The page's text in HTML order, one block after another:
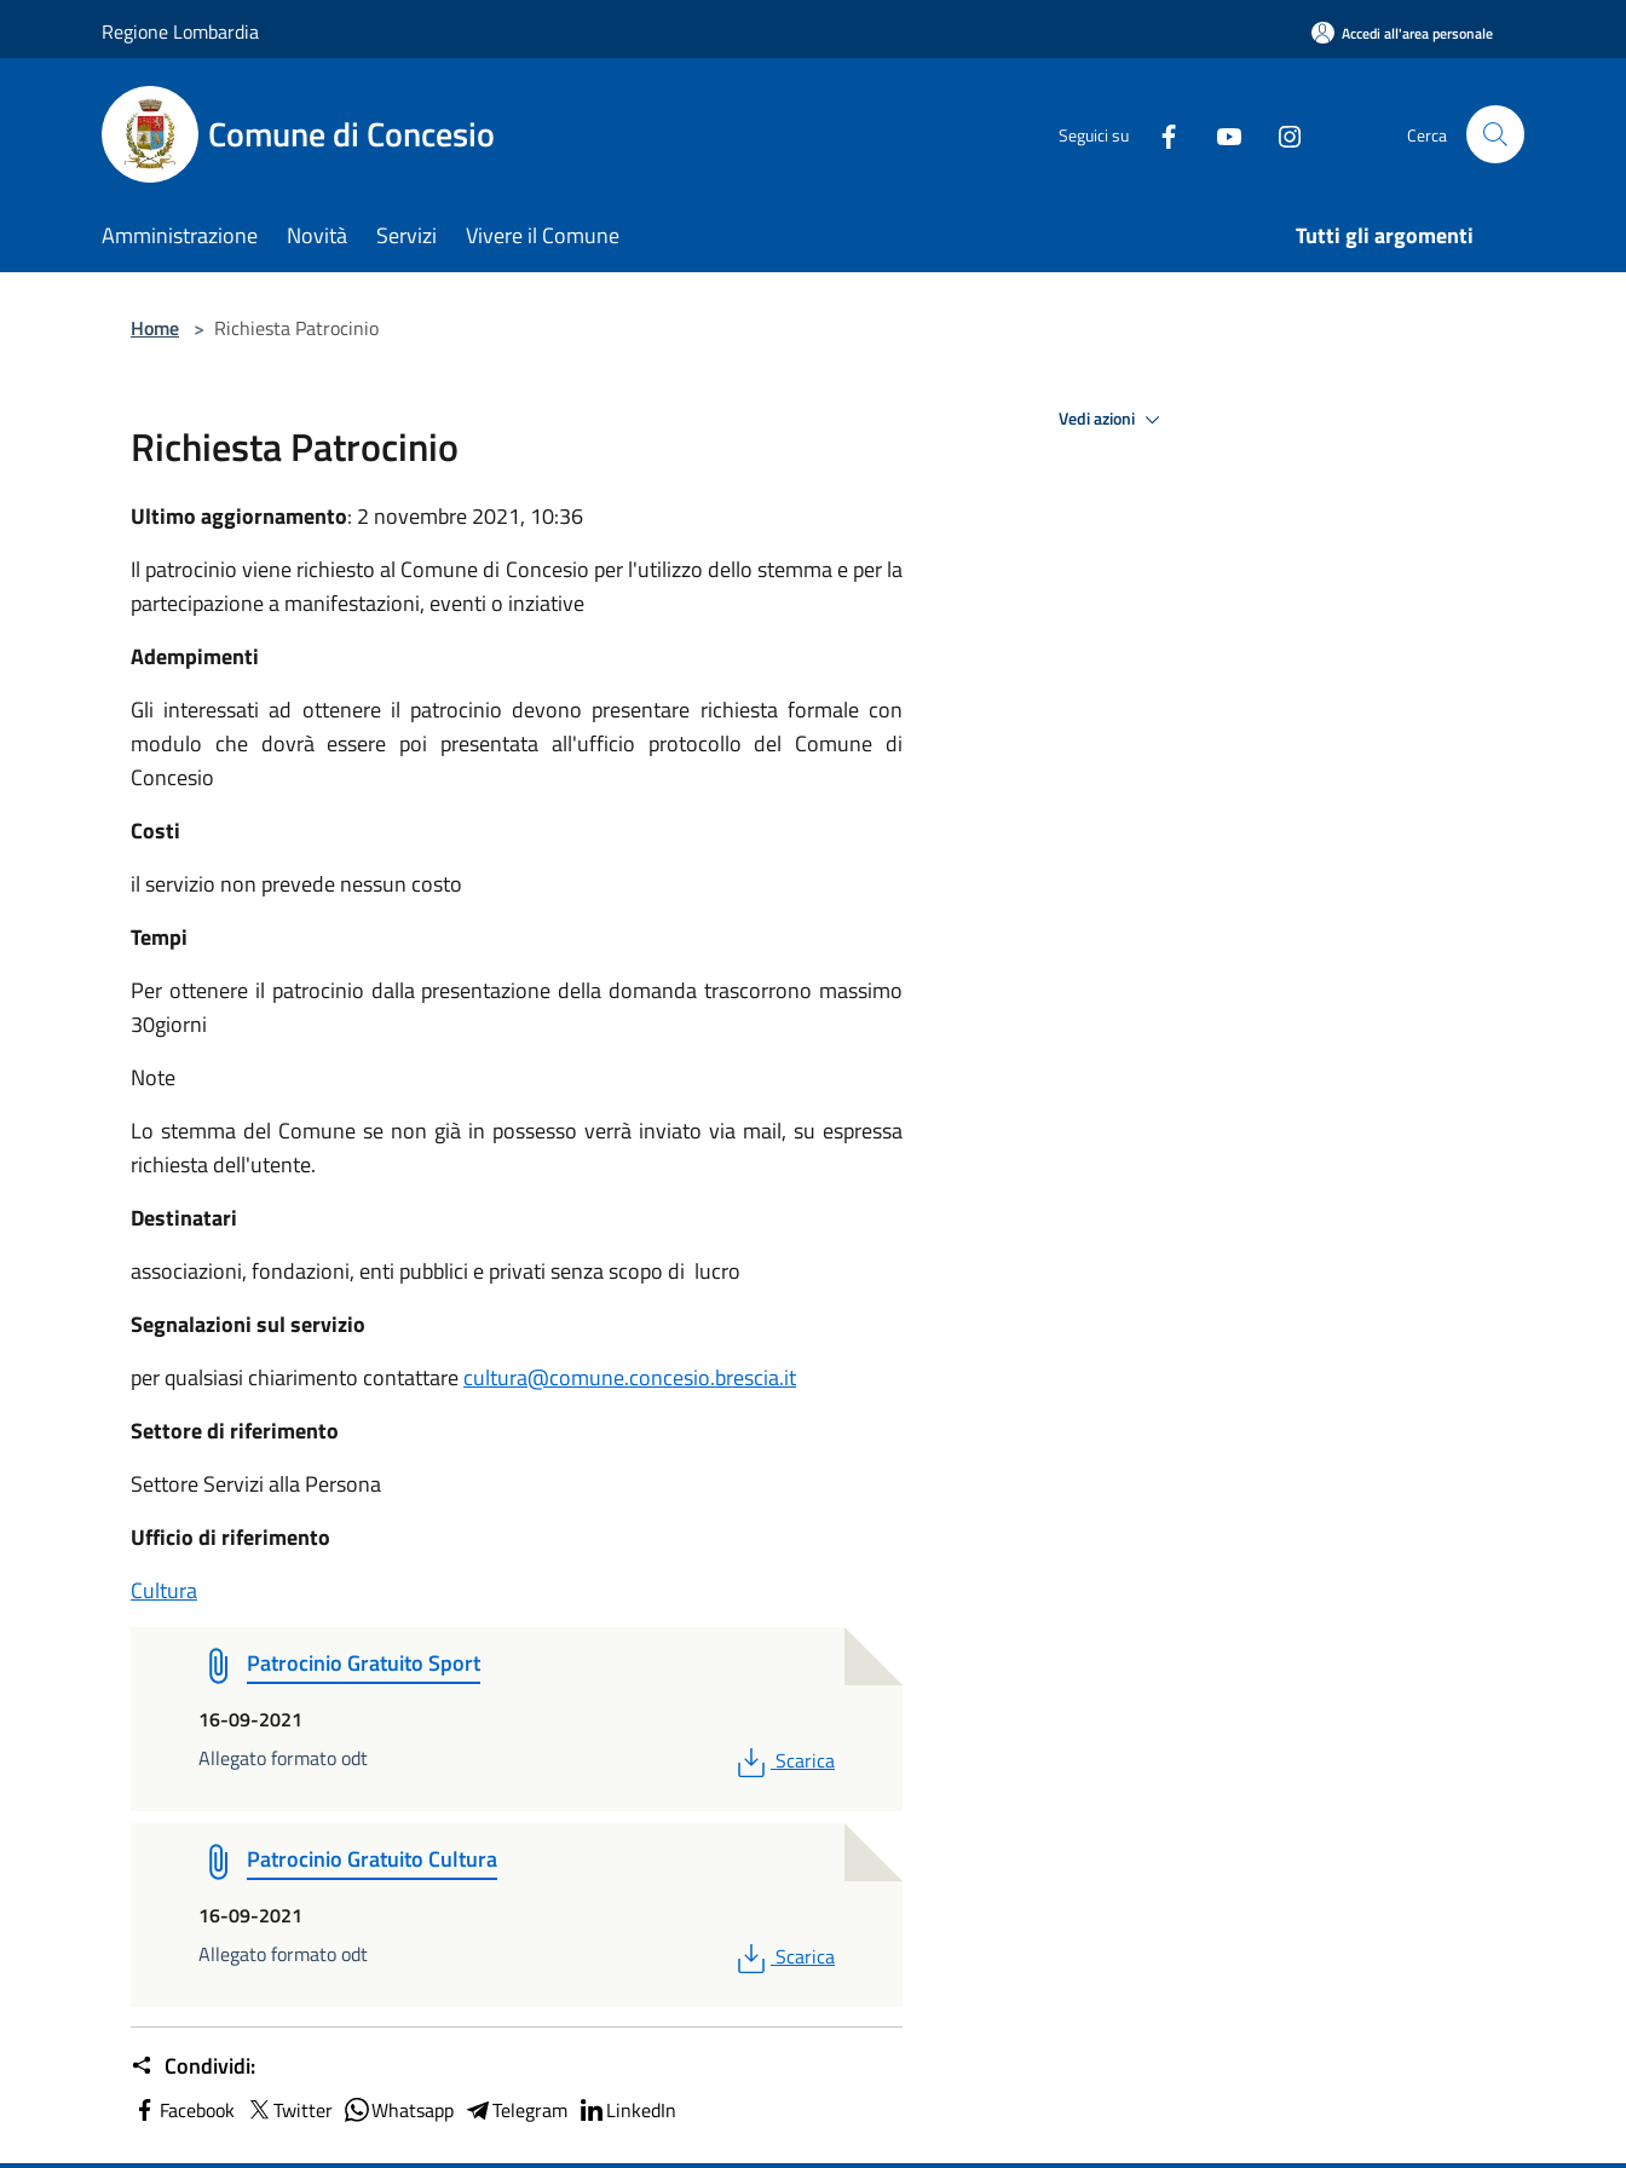
Regione Lombardia Accedi all'area personale
Comune di Concesio Seguici su Cerca
Amministrazione Novità Servizi Vivere il Comune Tutti gli argomenti
Home > Richiesta Patrocinio
Richiesta Patrocinio
Ultimo aggiornamento: 2 novembre 2021, 10:36
Il patrocinio viene richiesto al Comune di Concesio per l'utilizzo dello stemma e per la
partecipazione a manifestazioni, eventi o inziative
Adempimenti
Gli interessati ad ottenere il patrocinio devono presentare richiesta formale con
modulo che dovrà essere poi presentata all'ufficio protocollo del Comune di
Concesio
Costi
il servizio non prevede nessun costo
Tempi
Per ottenere il patrocinio dalla presentazione della domanda trascorrono massimo
30giorni
Note
Lo stemma del Comune se non già in possesso verrà inviato via mail, su espressa
richiesta dell'utente.
Destinatari
associazioni, fondazioni, enti pubblici e privati senza scopo di lucro
Segnalazioni sul servizio
per qualsiasi chiarimento contattarecultura@comune.concesio.brescia.it
Settore di riferimento
Settore Servizi alla Persona
Ufficio di riferimento
Cultura
Patrocinio Gratuito Sport
16-09-2021
Allegato formato odt
PDF
Scarica
Patrocinio Gratuito Cultura
16-09-2021
Allegato formato odt
PDF
Scarica
Condividi:
Facebook Twitter Whatsapp Telegram LinkedIn
Vedi azioni